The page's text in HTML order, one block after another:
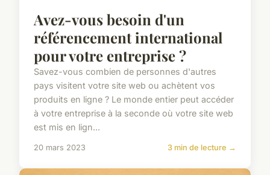
Avez-vous besoin d'un
référencement international
pour votre entreprise ?
Savez-vous combien de personnes d'autres
pays visitent votre site web ou achètent vos
produits en ligne ? Le monde entier peut accéder
à votre entreprise à la seconde où votre site web
est mis en lign...
20 mars 2023 3 min de lecture →